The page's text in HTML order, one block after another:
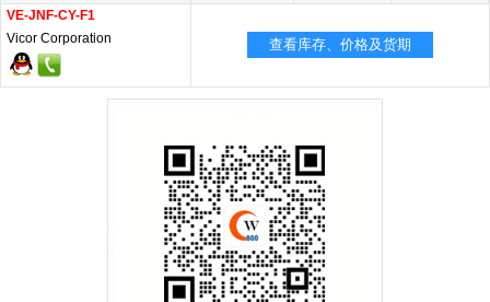
VE-JNF-CY-F1
Vicor Corporation
查看库存、价格及货期